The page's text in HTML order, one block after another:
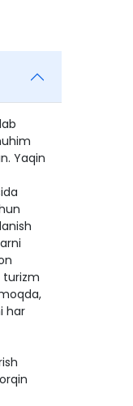
Yaqin
turizm
har